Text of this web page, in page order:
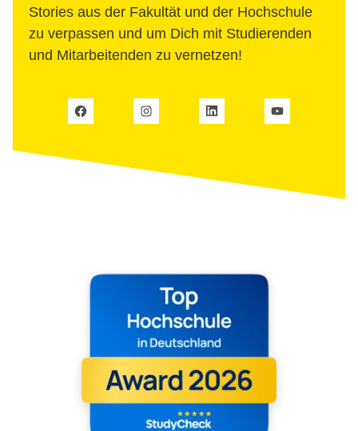
Stories aus der Fakultät und der Hochschule
zu verpassen und um Dich mit Studierenden
und Mitarbeitenden zu vernetzen!